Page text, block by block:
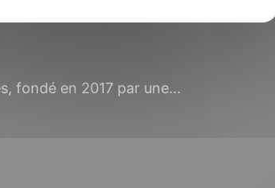
fondé en 2017 par une...